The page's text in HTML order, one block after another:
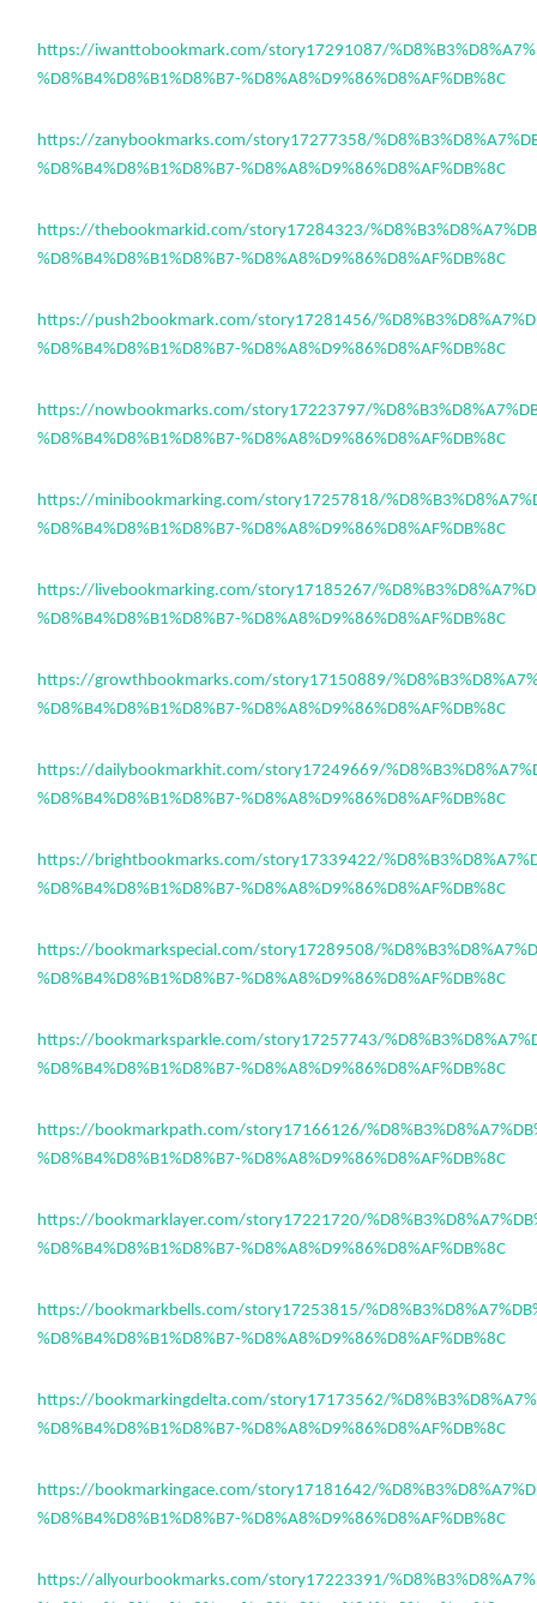
https://iwanttobookmark.com/story17291087/
%D8%B4%D8%B1%D8%B7-%D8%A8%D9%86%D8%AF%DB%8C
https://zanybookmarks.com/story17277358/
%D8%B4%D8%B1%D8%B7-%D8%A8%D9%86%D8%AF%DB%8C
https://thebookmarkid.com/story17284323/
%D8%B4%D8%B1%D8%B7-%D8%A8%D9%86%D8%AF%DB%8C
https://push2bookmark.com/story17281456/
%D8%B4%D8%B1%D8%B7-%D8%A8%D9%86%D8%AF%DB%8C
https://nowbookmarks.com/story17223797/
%D8%B4%D8%B1%D8%B7-%D8%A8%D9%86%D8%AF%DB%8C
https://minibookmarking.com/story17257818/
%D8%B4%D8%B1%D8%B7-%D8%A8%D9%86%D8%AF%DB%8C
https://livebookmarking.com/story17185267/
%D8%B4%D8%B1%D8%B7-%D8%A8%D9%86%D8%AF%DB%8C
https://growthbookmarks.com/story17150889/
%D8%B4%D8%B1%D8%B7-%D8%A8%D9%86%D8%AF%DB%8C
https://dailybookmarkhit.com/story17249669/
%D8%B4%D8%B1%D8%B7-%D8%A8%D9%86%D8%AF%DB%8C
https://brightbookmarks.com/story17339422/
%D8%B4%D8%B1%D8%B7-%D8%A8%D9%86%D8%AF%DB%8C
https://bookmarkspecial.com/story17289508/
%D8%B4%D8%B1%D8%B7-%D8%A8%D9%86%D8%AF%DB%8C
https://bookmarksparkle.com/story17257743/
%D8%B4%D8%B1%D8%B7-%D8%A8%D9%86%D8%AF%DB%8C
https://bookmarkpath.com/story17166126/
%D8%B4%D8%B1%D8%B7-%D8%A8%D9%86%D8%AF%DB%8C
https://bookmarklayer.com/story17221720/
%D8%B4%D8%B1%D8%B7-%D8%A8%D9%86%D8%AF%DB%8C
https://bookmarkbells.com/story17253815/
%D8%B4%D8%B1%D8%B7-%D8%A8%D9%86%D8%AF%DB%8C
https://bookmarkingdelta.com/story17173562/
%D8%B4%D8%B1%D8%B7-%D8%A8%D9%86%D8%AF%DB%8C
https://bookmarkingace.com/story17181642/
%D8%B4%D8%B1%D8%B7-%D8%A8%D9%86%D8%AF%DB%8C
https://allyourbookmarks.com/story17223391/